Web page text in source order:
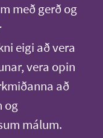
með gerð og
eigi að vera
vera opin
að
og
málum.